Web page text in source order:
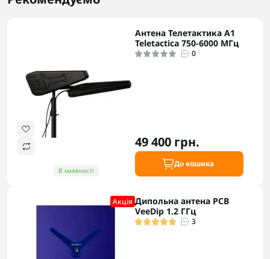
В наявності
Антена Телетактика А1
Teletactica 750-6000 МГц
0
49 400 грн.
До кошика
Акцiя Дипольна антена PCB
VeeDip 1.2 ГГц
3